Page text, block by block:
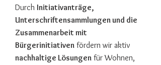
Durch Initiativanträge,
Unterschriftensammlungen und die
Zusammenarbeit mit
Bürgerinitiativen fördern wir aktiv
nachhaltige Lösungen für Wohnen,